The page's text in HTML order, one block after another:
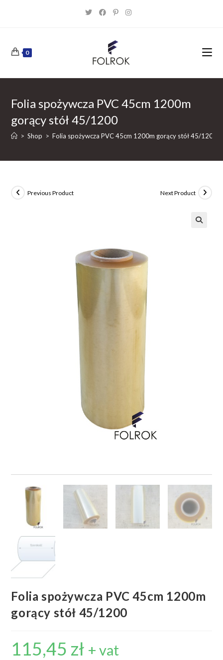
0
Folia spożywcza PVC 45cm 1200m
gorący stół 45/1200
> Shop > Folia spożywcza PVC 45cm 1200m gorący stół 45/1200
Previous Product Next Product
Folia spożywcza PVC 45cm 1200m
gorący stół 45/1200
115,45 zł + vat